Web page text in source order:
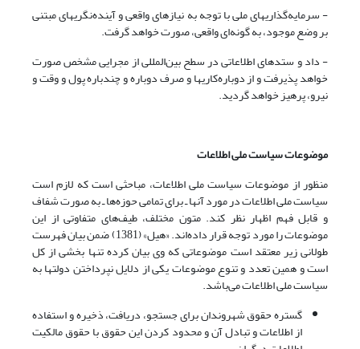
- سرمایه‌گذاریهای ملی با توجه به نیازهای واقعی و آینده‌نگریهای مبتنی
بر وضع موجود، به گونه‌ای واقعی، صورت خواهد گرفت.
- داد و ستدهای اطلاعاتی در سطح بین‌المللی از مجرایی مشخص صورت
خواهد پذیرفت و از دوباره‌کاریها و صرف دوباره و چندباره پول و وقت و
نیرو، پرهیز خواهد گردید.
موضوعات سیاست ملی اطلاعات
منظور از موضوعات سیاست ملی اطلاعات، مباحثی است که لازم است
سیاست ملی اطلاعات در مورد آنها ـ برای تمامی حوزه‌ها ـ به صورت شفاف
و قابل فهم اظهار نظر کند. متون مختلف، طیف‌های متفاوتی از این
موضوعات را مورد توجه قرار داده‌اند. «هیل» (1381) ضمن بیان فهرست
طولانی زیر معتقد است موضوعاتی که وی بیان کرده تنها بخشی از کل
است و همین تعدد و تنوع موضوعات یکی از دلایل نپرداختن دولتها به
سیاست ملی اطلاعات می‌باشد.
گستره حقوق شهروندان برای جستجو، دریافت، ذخیره و استفاده
از اطلاعات و تبادل آن و محدود کردن این حقوق با حقوق مالکیت